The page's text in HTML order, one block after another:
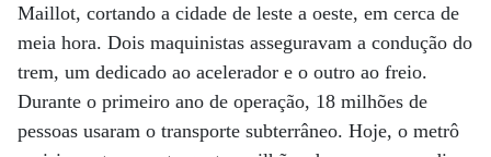
Maillot, cortando a cidade de leste a oeste, em cerca de
meia hora. Dois maquinistas asseguravam a condução do
trem, um dedicado ao acelerador e o outro ao freio.
Durante o primeiro ano de operação, 18 milhões de
pessoas usaram o transporte subterrâneo. Hoje, o metrô